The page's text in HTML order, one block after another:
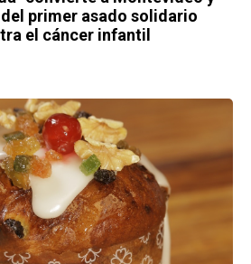
primer asado solidario
el cáncer infantil